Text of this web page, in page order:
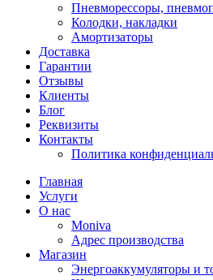
Пневморессоры,
Колодки, накладки
Амортизаторы
Доставка
Гарантии
Отзывы
Клиенты
Блог
Реквизиты
Контакты
Политика
Главная
Услуги
О нас
Moniva
Адрес производства
Магазин
Энергоаккумуляторы и